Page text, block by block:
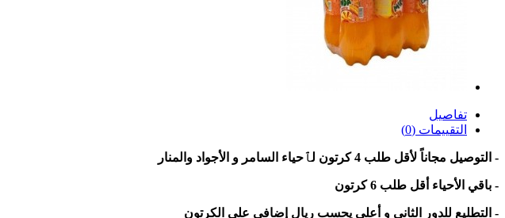
تفاصيل
التقييمات (0)
- التوصيل مجاناً لأقل طلب 4 كرتون لٱحياء السامر و الأجواد والمنار
- باقي الأحياء أقل طلب 6 كرتون
- التطليع للدور الثاني و أعلى يحسب ريال إضافي على الكرتون